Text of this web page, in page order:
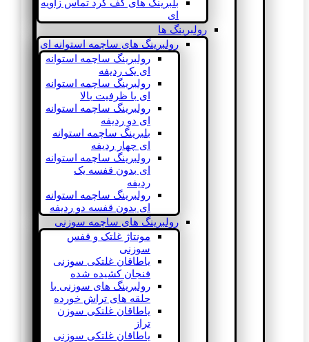
بلبرینگ های کف گرد تماس زاویه
ای
رولبرینگ ها
رولبرینگ های ساچمه استوانه ای
رولبرینگ ساچمه استوانه
ای یک ردیفه
رولبرینگ ساچمه استوانه
ای با ظرفیت بالا
رولبرینگ ساچمه استوانه
ای دو ردیفه
بلبرینگ ساچمه استوانه
ای چهار ردیفه
رولبرینگ ساچمه استوانه
ای بدون قفسه یک
ردیفه
رولبرینگ ساچمه استوانه
ای بدون قفسه دو ردیفه
رولبرینگ های ساچمه سوزنی
مونتاژ غلتک و قفس
سوزنی
یاطاقان غلتکی سوزنی
فنجان کشیده شده
رولبرینگ های سوزنی با
حلقه های تراش خورده
یاطاقان غلتکی سوزن
تراز
یاطاقان غلتکی سوزنی